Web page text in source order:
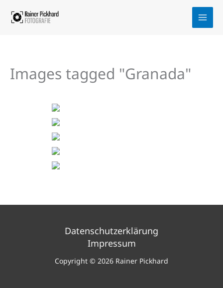
Inhalt
Images tagged "Granada"
Datenschutzerklärung
Impressum
Copyright © 2026 Rainer Pickhard